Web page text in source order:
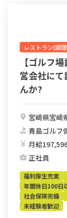
レストラン(調
【ゴルフ
営会社に
んか?
宮崎県宮崎
青島ゴルフ
月給
正社員
福利厚生充実
年間休日100日
社会保険完備
未経験者歓迎